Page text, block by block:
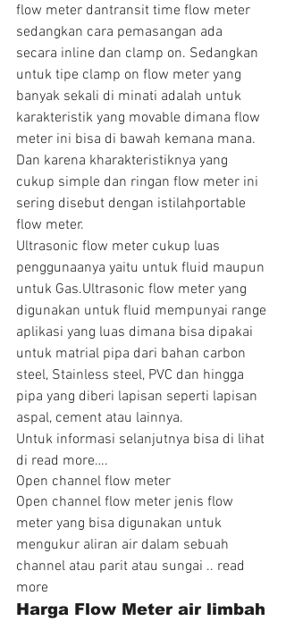
flow meter dantransit time flow meter
sedangkan cara pemasangan ada
secara inline dan clamp on. Sedangkan
untuk tipe clamp on flow meter yang
banyak sekali di minati adalah untuk
karakteristik yang movable dimana flow
meter ini bisa di bawah kemana mana.
Dan karena kharakteristiknya yang
cukup simple dan ringan flow meter ini
sering disebut dengan istilahportable
flow meter.
Ultrasonic flow meter cukup luas
penggunaanya yaitu untuk fluid maupun
untuk Gas.Ultrasonic flow meter yang
digunakan untuk fluid mempunyai range
aplikasi yang luas dimana bisa dipakai
untuk matrial pipa dari bahan carbon
steel, Stainless steel, PVC dan hingga
pipa yang diberi lapisan seperti lapisan
aspal, cement atau lainnya.
Untuk informasi selanjutnya bisa di lihat
di read more….
Open channel flow meter
Open channel flow meter jenis flow
meter yang bisa digunakan untuk
mengukur aliran air dalam sebuah
channel atau parit atau sungai .. read
more
Harga Flow Meter air limbah